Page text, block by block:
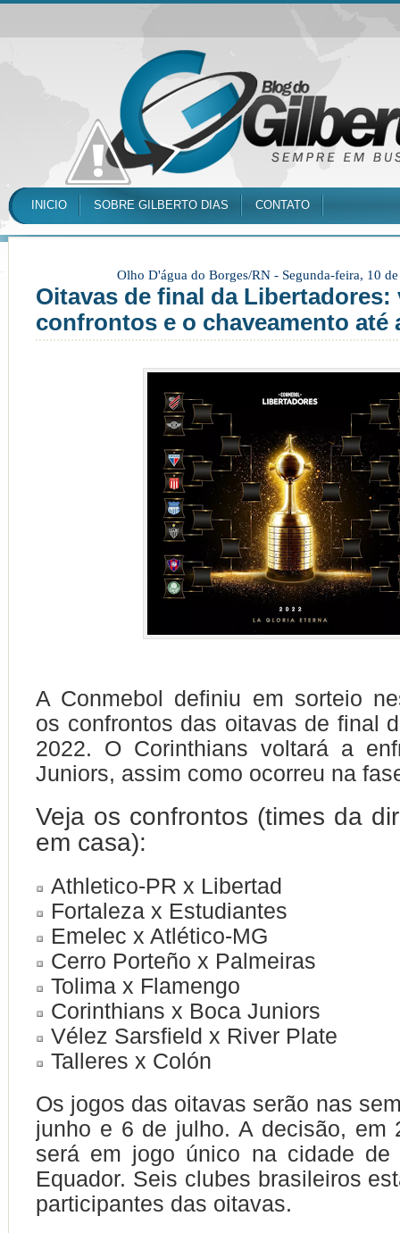
INICIO SOBRE GILBERTO DIAS CONTATO
Olho D'água do Borges/RN - Segunda-feira, 10
Oitavas de final da Libertadores:
confrontos e o chaveamento até
A Conmebol definiu em sorteio
os confrontos das oitavas de final
2022. O Corinthians voltará a
Juniors, assim como ocorreu na
Veja os confrontos (times da
em casa):
Athletico-PR x Libertad
Fortaleza x Estudiantes
Emelec x Atlético-MG
Cerro Porteño x Palmeiras
Tolima x Flamengo
Corinthians x Boca Juniors
Vélez Sarsfield x River Plate
Talleres x Colón
Os jogos das oitavas serão nas
junho e 6 de julho. A decisão, em
será em jogo único na cidade de
Equador. Seis clubes brasileiros
participantes das oitavas.